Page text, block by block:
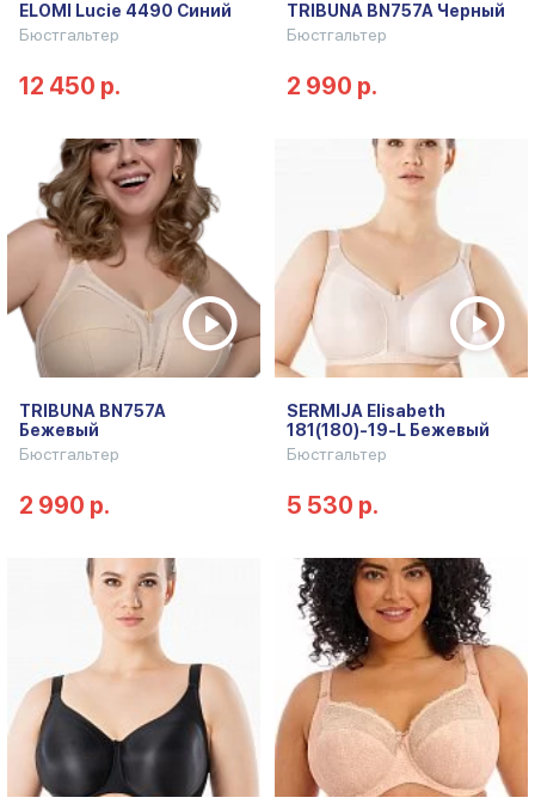
ELOMI Lucie 4490 Синий
Бюстгальтер
12 450 р.
TRIBUNA BN757A Черный
Бюстгальтер
2 990 р.
TRIBUNA BN757A
Бежевый
Бюстгальтер
2 990 р.
SERMIJA Elisabeth
181(180)-19-L Бежевый
Бюстгальтер
5 530 р.